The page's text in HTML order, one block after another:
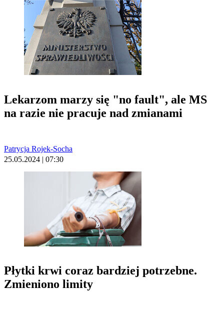
Lekarzom marzy się "no fault", ale MS
na razie nie pracuje nad zmianami
Patrycja Rojek-Socha
25.05.2024 | 07:30
Płytki krwi coraz bardziej potrzebne.
Zmieniono limity